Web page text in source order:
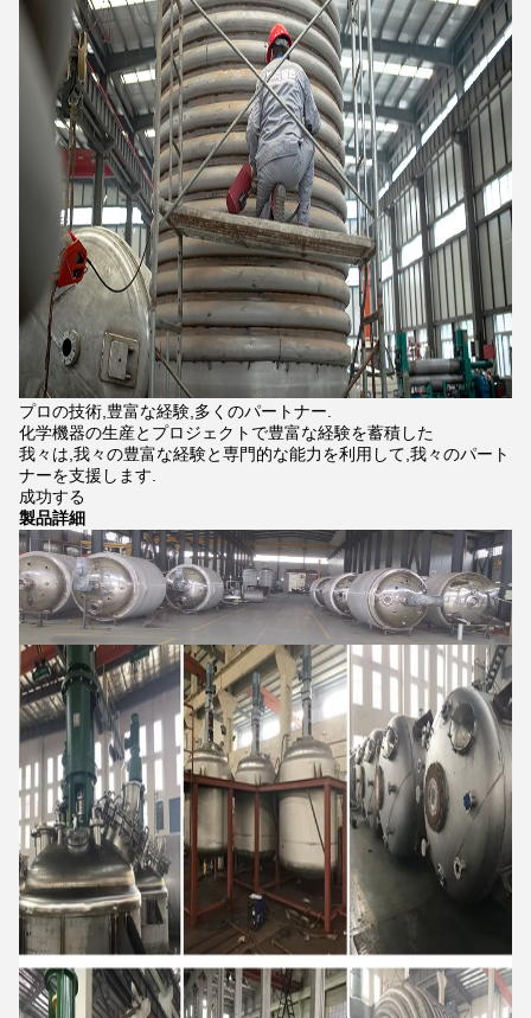
プロの技術,豊富な経験,多くのパートナー.
化学機器の生産とプロジェクトで豊富な経験を蓄積した
我々は,我々の豊富な経験と専門的な能力を利用して,我々のパート
ナーを支援します.
成功する
製品詳細